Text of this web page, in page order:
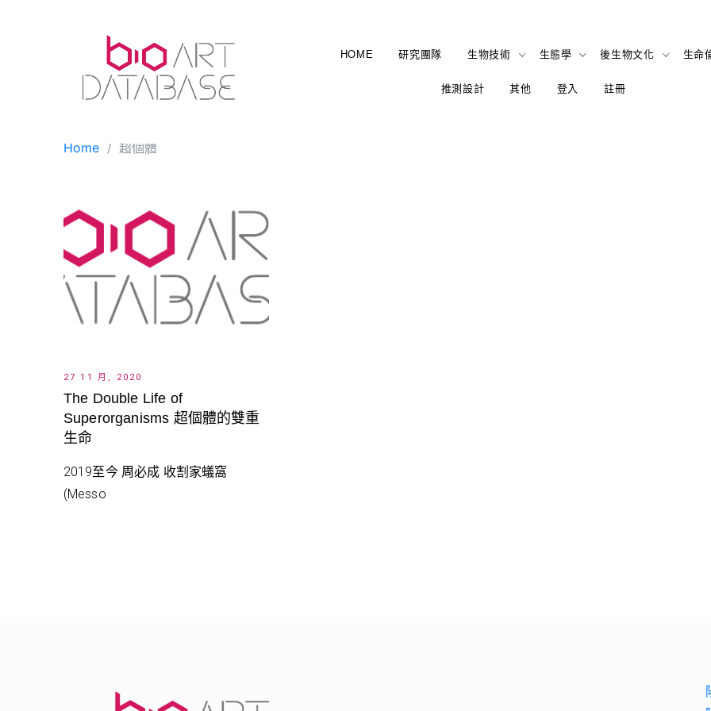
HOME 研究團隊 生物技術 生態學 後生物文化 生命
推測設計 其他 登入 註冊
Home 超個體
27 11 月, 2020
The Double Life of
Superorganisms 超個體的雙重
生命
2019至今 周必成 收割家蟻窩
(Messo